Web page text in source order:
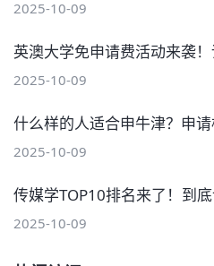
2025-10-09
英澳大学免申请费活动来袭
2025-10-09
什么样的人适合申牛津？申
2025-10-09
传媒学TOP10排名来了！到底
2025-10-09